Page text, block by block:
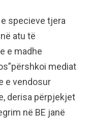
specieve tjera
atu të
e madhe
mediat
e vendosur
derisa përpjekjet
në BE janë